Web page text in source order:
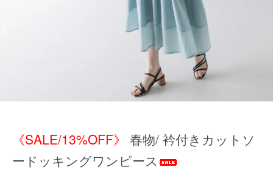
《SALE/13%OFF》 春物/ 衿付きカットソ
ードッキングワンピース